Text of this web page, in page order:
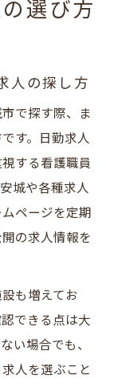
選び方
人の探し方
で探す際、ま
す。日勤求人
する看護職員
城や各種求人
ページを定期
の求人情報を
も増えてお
できる点は大
い場合でも、
人を選ぶこと